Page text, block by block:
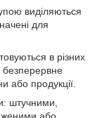
виділяються
для
в різних
безперервне
або продукції.
штучними,
або